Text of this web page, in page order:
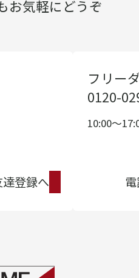
お気軽にどうぞ
達登録へ
フリー
0120-
10:00〜